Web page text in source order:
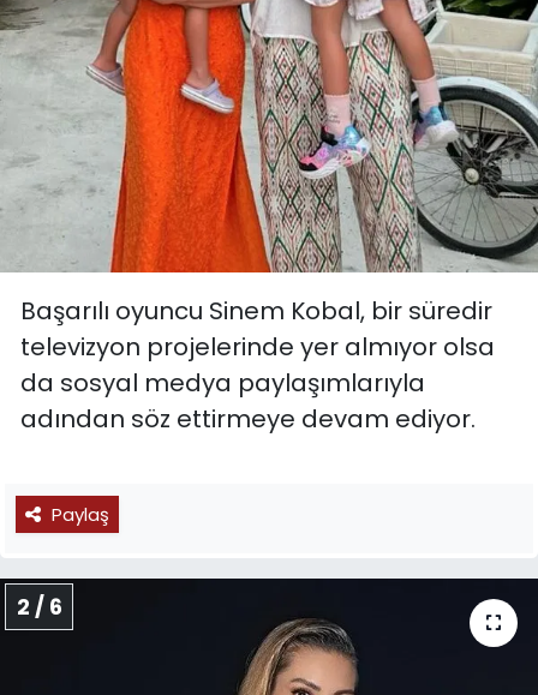
Başarılı oyuncu Sinem Kobal, bir süredir
televizyon projelerinde yer almıyor olsa
da sosyal medya paylaşımlarıyla
adından söz ettirmeye devam ediyor.
Paylaş
2 / 6